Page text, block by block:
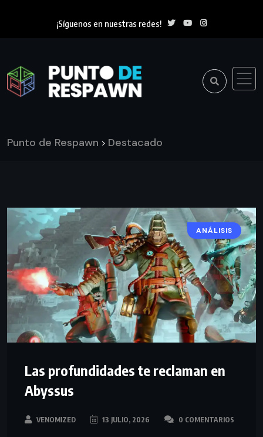
¡Síguenos en nuestras redes!
Punto de Respawn > Destacado
ANÁLISIS
Las profundidades te reclaman en
Abyssus
VENOMIZED 13 JULIO, 2026 0 COMENTARIOS